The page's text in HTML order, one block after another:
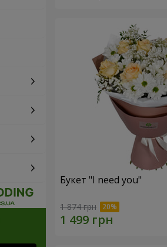
Букет "I need you"
1 874 грн